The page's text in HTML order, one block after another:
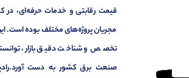
قیمت رقابتی و خدمات حرفه‌ای، در
مجریان پروژه‌های مختلف بوده است.
تخصص و شناخت دقیق بازار،
صنعت برق کشور به دست